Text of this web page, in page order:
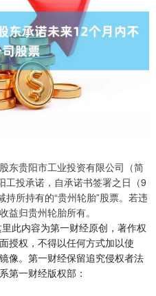
东贵阳市工业投资有限公司（简
工投承诺，自承诺书签署之日（9
所持有的“贵州轮胎”股票。若违
益归贵州轮胎所有。
此内容为第一财经原创，著作权
授权，不得以任何方式加以使
像。第一财经保留追究侵权者法
第一财经版权部：